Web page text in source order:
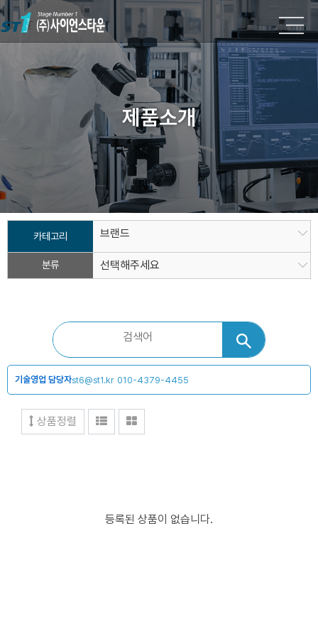
제품소개
카테고리 브랜드
분류 선택해주세요
기술영업 담당자st6@st1.kr 010-4379-4455
상품정렬
등록된 상품이 없습니다.